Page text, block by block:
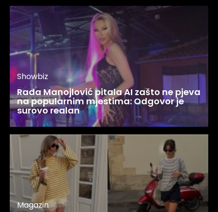
Showbiz
Rada Manojlović pitala AI zašto ne pjeva
na popularnim mjestima: Odgovor je
surovo realan
Magazin